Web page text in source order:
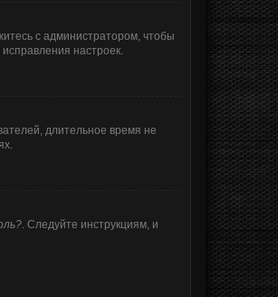
с администратором, чтобы
настроек.
длительное время не
. Следуйте инструкциям, и